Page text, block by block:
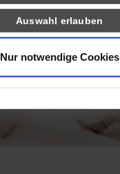
Auswahl erlauben
Nur notwendige Cookies